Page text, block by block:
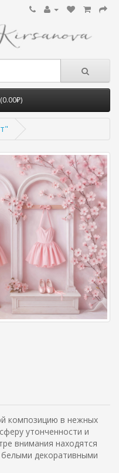
композицию в нежных
утонченности и
внимания находятся
декоративными